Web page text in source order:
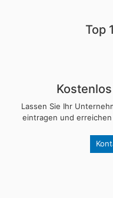
Top
Lassen Sie Ihr
eintragen und